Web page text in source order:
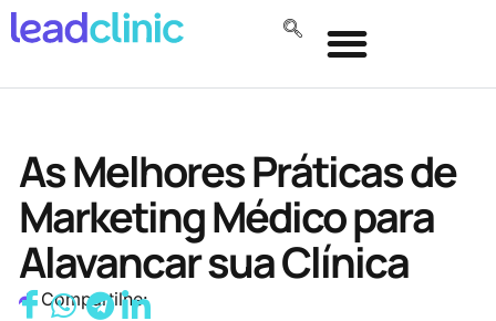
As Melhores Práticas de
Marketing Médico para
Alavancar sua Clínica
Compartilhe: